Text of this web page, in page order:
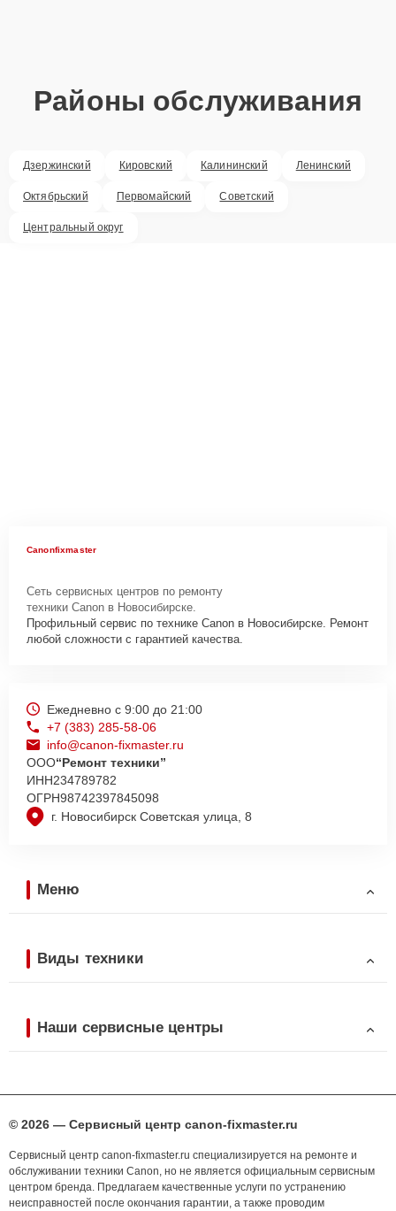
Районы обслуживания
Дзержинский Кировский Калининский Ленинский
Октябрьский Первомайский Советский
Центральный округ
Canonfixmaster
Сеть сервисных центров по ремонту
техники Canon в Новосибирске.
Профильный сервис по технике Canon в Новосибирске. Ремонт
любой сложности с гарантией качества.
г. Новосибирск Советская улица, 8
Ежедневно с 9:00 до 21:00
+7 (383) 285-58-06
info@canon-fixmaster.ru
ООО“Ремонт техники”
ИНН234789782
ОГРН98742397845098
Меню
Виды техники
Наши сервисные центры
© 2026 — Сервисный центр canon-fixmaster.ru
Сервисный центр canon-fixmaster.ru специализируется на ремонте и
обслуживании техники Canon, но не является официальным сервисным
центром бренда. Предлагаем качественные услуги по устранению
неисправностей после окончания гарантии, а также проводим